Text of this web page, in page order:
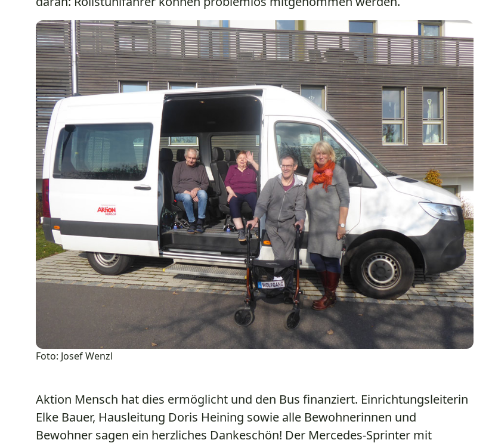
Foto: Josef Wenzl
Aktion Mensch hat dies ermöglicht und den Bus finanziert. Einrichtungsleiterin
Elke Bauer, Hausleitung Doris Heining sowie alle Bewohnerinnen und
Bewohner sagen ein herzliches Dankeschön! Der Mercedes-Sprinter mit